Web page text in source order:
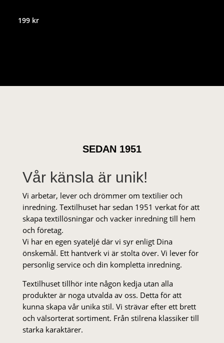
199 kr
SEDAN 1951
Vår känsla är unik!
Vi arbetar, lever och drömmer om textilier och
inredning. Textilhuset har sedan 1951 verkat för att
skapa textillösningar och vacker inredning till hem
och företag.
Vi har en egen syateljé där vi syr enligt Dina
önskemål. Ett hantverk vi är stolta över. Vi lever för
personlig service och din kompletta inredning.
Textilhuset tillhör inte någon kedja utan alla
produkter är noga utvalda av oss. Detta för att
kunna skapa vår unika stil. Vi strä­var efter ett brett
och välsorterat sor­ti­ment. Från stil­rena klas­siker till
starka karaktärer.